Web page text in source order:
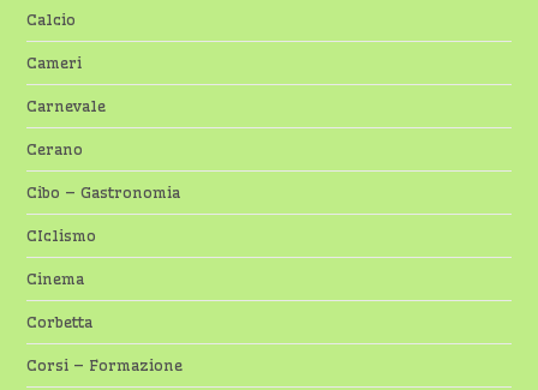
Calcio
Cameri
Carnevale
Cerano
Cibo – Gastronomia
CIclismo
Cinema
Corbetta
Corsi – Formazione